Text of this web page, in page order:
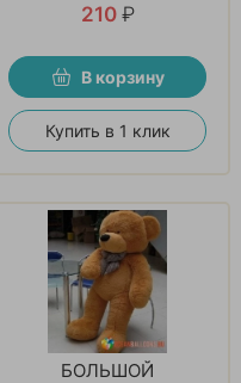
210 ₽
В корзину
Купить в 1 клик
БОЛЬШОЙ